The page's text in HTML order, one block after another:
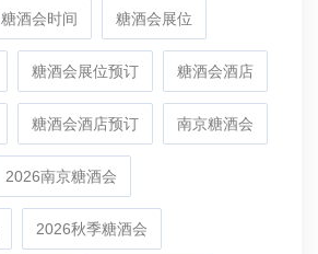
糖酒会时间 糖酒会展位
糖酒会展位预订 糖酒会酒店
糖酒会酒店预订 南京糖酒会
2026南京糖酒会
2026秋季糖酒会